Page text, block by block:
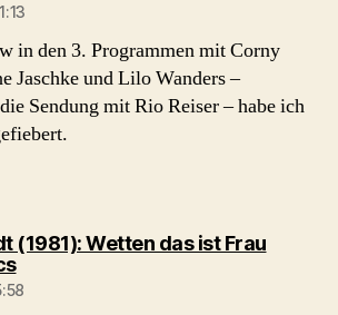
in den 3. Programmen mit Corny
Jaschke und Lilo Wanders –
Sendung mit Rio Reiser – habe ich
(1981): Wetten das ist Frau
sagt: